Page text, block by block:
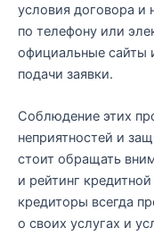
условия договора и
по телефону или
официальные сайты
подачи заявки.
Соблюдение этих
неприятностей и
стоит обращать
и рейтинг
кредиторы всегда
о своих услугах и